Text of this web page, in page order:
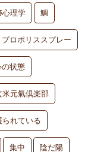
心理学 鯛
プロポリススプレー
の状態
米元氣倶楽部
られている
集中 陰だ陽